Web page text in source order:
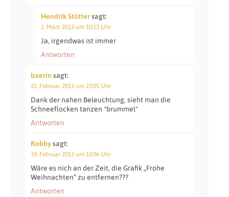
Hendrik Stöttersagt:
2. März 2013 um 10:13 Uhr
Ja, irgendwas ist immer
Antworten
baerin sagt:
21. Februar 2013 um 23:05 Uhr
Dank der nahen Beleuchtung, sieht man die
Schneeflocken tanzen *brummel*
Antworten
Robbysagt:
19. Februar 2013 um 12:06 Uhr
Wäre es nich an der Zeit, die Grafik „Frohe
Weihnachten“ zu entfernen???
Antworten